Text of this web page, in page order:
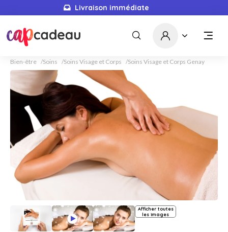
Livraison immédiate
Bien-être Soins Soins Visage et Corps Soins Visage et Corps Genay
Afficher toutes
les images